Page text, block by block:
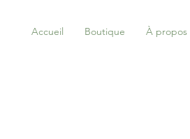
Accueil Boutique À propos